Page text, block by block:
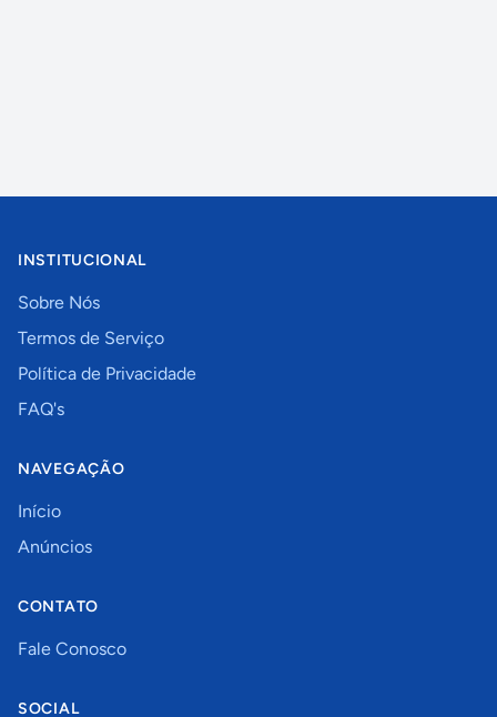
INSTITUCIONAL
Sobre Nós
Termos de Serviço
Política de Privacidade
FAQ's
NAVEGAÇÃO
Início
Anúncios
CONTATO
Fale Conosco
SOCIAL